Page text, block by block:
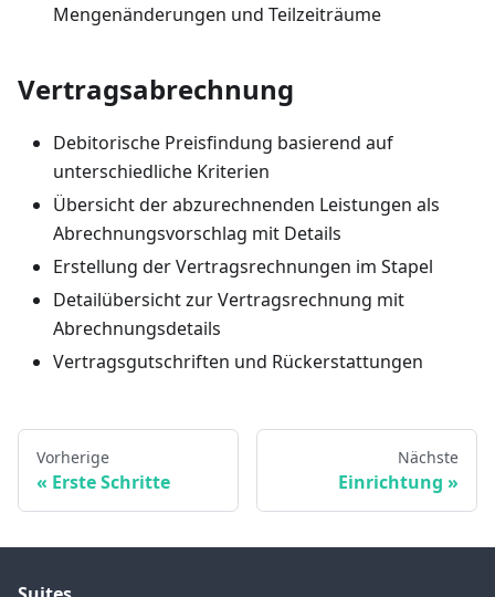
Mengenänderungen und Teilzeiträume
Vertragsabrechnung
Debitorische Preisfindung basierend auf
unterschiedliche Kriterien
Übersicht der abzurechnenden Leistungen als
Abrechnungsvorschlag mit Details
Erstellung der Vertragsrechnungen im Stapel
Detailübersicht zur Vertragsrechnung mit
Abrechnungsdetails
Vertragsgutschriften und Rückerstattungen
Vorherige
Erste Schritte
Nächste
Einrichtung